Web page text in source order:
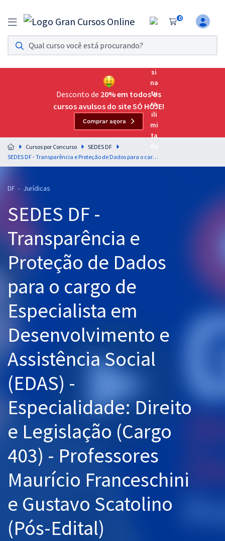
0
Assinatura Ilimitada 11
Acesso a todos os cursos. Teste grátis por 7 dias!
Assinatura OAB Até Passar
Acesso ilimitado a toda preparação para o Exame da
Residências Multiprofissionais
Preparação completa e intensiva para as principais
residências em saúde do Brasil
Cursos 20% OFF
Pós
Graduação
OAB
Questões grátis
Conteúdo gratuito
Aprovados
Atendimento
Desconto de 20% em todos os
cursos avulsos do site SÓ HOJE!
Comprar agora
Cursos por Concurso
SEDES DF
SEDES DF - Transparência e Proteção de Dados para o cargo de Especialista em Desenvolvimento e Assistência Social (EDAS) - Especialidade: Direito e Legislação (Cargo 403) - Professores Maurício Franceschini e Gustavo Scatolino (Pós-Edital)
DF - Jurídicas
SEDES DF -
Transparência e
Proteção de Dados
para o cargo de
Especialista em
Desenvolvimento e
Assistência Social
(EDAS) -
Especialidade: Direito
e Legislação (Cargo
403) - Professores
Maurício Franceschini
e Gustavo Scatolino
(Pós-Edital)